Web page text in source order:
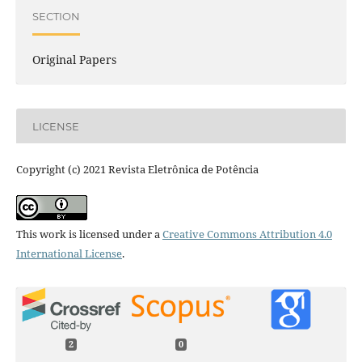
SECTION
Original Papers
LICENSE
Copyright (c) 2021 Revista Eletrônica de Potência
This work is licensed under aCreative Commons Attribution 4.0
International License.
2 0